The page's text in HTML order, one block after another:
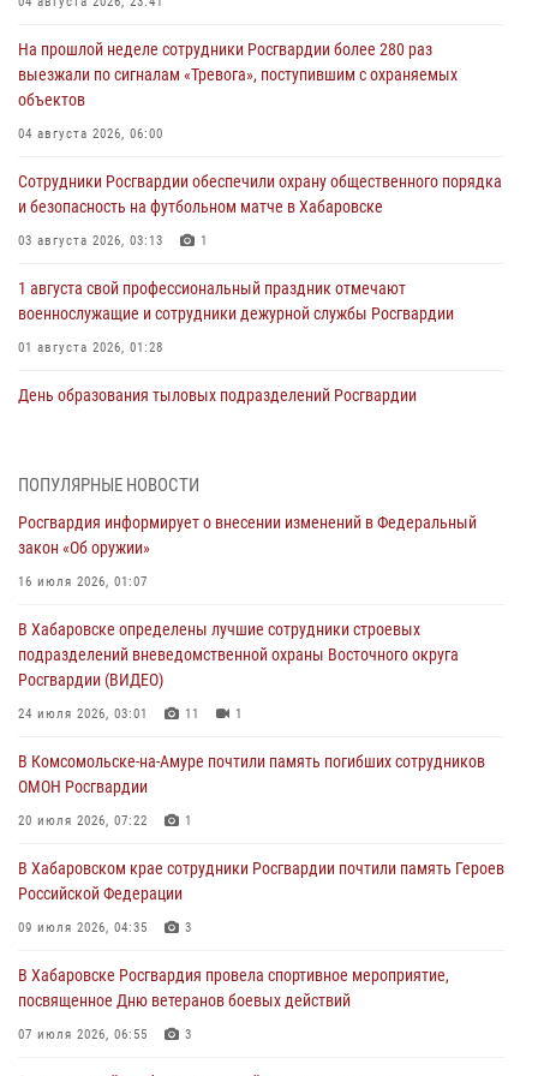
На прошлой неделе сотрудники Росгвардии более 280 раз
выезжали по сигналам «Тревога», поступившим с охраняемых
объектов
04 августа 2026, 06:00
Сотрудники Росгвардии обеспечили охрану общественного порядка
и безопасность на футбольном матче в Хабаровске
03 августа 2026, 03:13 1
1 августа свой профессиональный праздник отмечают
военнослужащие и сотрудники дежурной службы Росгвардии
01 августа 2026, 01:28
День образования тыловых подразделений Росгвардии
В Управлении Росгвардии по Хабаровскому краю состоялось
избирательного права
31 июля 2026, 03:26
женщине, потерявшей сознание во время массового мероприятия
29 июля 2026, 23:24 2
В Хабаровске продолжается акция «Каникулы с Росгвардией»
За прошедшую неделю в Хабаровском крае росгвардейцы провели
свыше 120 проверок условий хранения оружия
ПОПУЛЯРНЫЕ НОВОСТИ
Росгвардия информирует о внесении изменений в Федеральный
закон «Об оружии»
16 июля 2026, 01:07
В Хабаровске определены лучшие сотрудники строевых
подразделений вневедомственной охраны Восточного округа
Росгвардии (ВИДЕО)
24 июля 2026, 03:01 11 1
В Комсомольске-на-Амуре почтили память погибших сотрудников
ОМОН Росгвардии
20 июля 2026, 07:22 1
В Хабаровском крае сотрудники Росгвардии почтили память Героев
Российской Федерации
09 июля 2026, 04:35 3
В Хабаровске Росгвардия провела спортивное мероприятие,
посвященное Дню ветеранов боевых действий
07 июля 2026, 06:55 3